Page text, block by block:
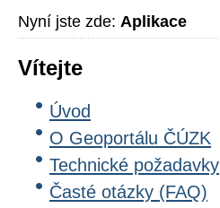
Nyní jste zde: Aplikace
Vítejte
Úvod
O Geoportálu ČÚZK
Technické požadavky
Časté otázky (FAQ)